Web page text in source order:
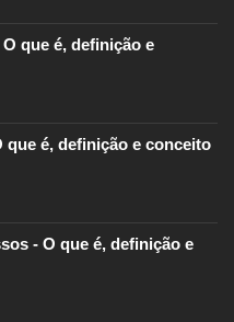
que é, definição e
que é, definição e conceito
- O que é, definição e